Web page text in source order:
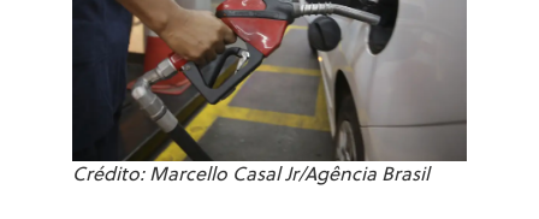
Crédito: Marcello Casal Jr/Agência Brasil